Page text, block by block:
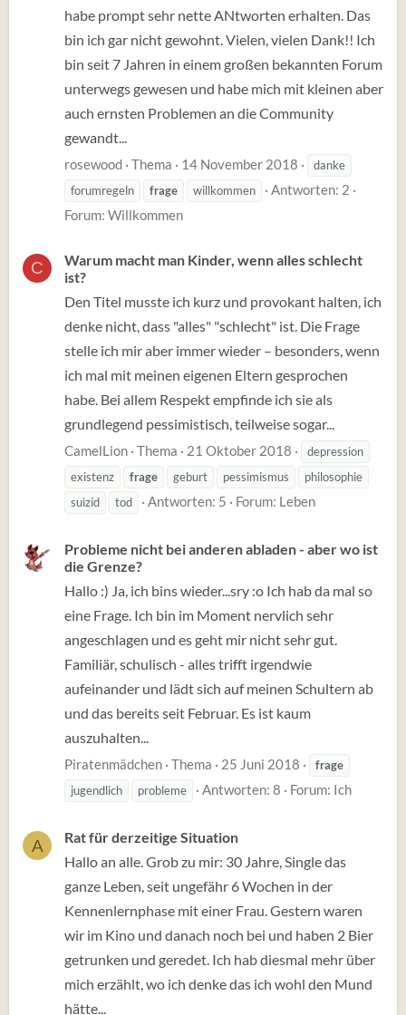
habe prompt sehr nette ANtworten erhalten. Das
bin ich gar nicht gewohnt. Vielen, vielen Dank!! Ich
bin seit 7 Jahren in einem großen bekannten Forum
unterwegs gewesen und habe mich mit kleinen aber
auch ernsten Problemen an die Community
gewandt...
rosewood Thema 14 November 2018
danke
forumregeln
frage willkommen
Antworten: 2
Forum: Willkommen
C
Warum macht man Kinder, wenn alles schlecht
ist?
Den Titel musste ich kurz und provokant halten, ich
denke nicht, dass "alles" "schlecht" ist. Die Frage
stelle ich mir aber immer wieder – besonders, wenn
ich mal mit meinen eigenen Eltern gesprochen
habe. Bei allem Respekt empfinde ich sie als
grundlegend pessimistisch, teilweise sogar...
CamelLion Thema 21 Oktober 2018
depression
existenz
frage geburt pessimismus
philosophie
suizid
tod Antworten: 5 Forum: Leben
Probleme nicht bei anderen abladen - aber wo ist
die Grenze?
Hallo :) Ja, ich bins wieder...sry :o Ich hab da mal so
eine Frage. Ich bin im Moment nervlich sehr
angeschlagen und es geht mir nicht sehr gut.
Familiär, schulisch - alles trifft irgendwie
aufeinander und lädt sich auf meinen Schultern ab
und das bereits seit Februar. Es ist kaum
auszuhalten...
Piratenmädchen Thema 25 Juni 2018
frage
jugendlich
probleme Antworten: 8 Forum: Ich
A
Rat für derzeitige Situation
Hallo an alle. Grob zu mir: 30 Jahre, Single das
ganze Leben, seit ungefähr 6 Wochen in der
Kennenlernphase mit einer Frau. Gestern waren
wir im Kino und danach noch bei und haben 2 Bier
getrunken und geredet. Ich hab diesmal mehr über
mich erzählt, wo ich denke das ich wohl den Mund
hätte...